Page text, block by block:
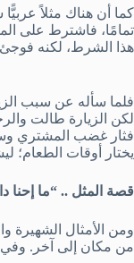
كما أن هناك مثلاً
تمامًا، فاشترط على
هذا الشرط، لكنه فوجئ
فلما سأله عن سبب
لكن الزيارة طالت
فثار غضب المشتري
يختار أوقات الطعام؛
قصة المثل .. “ما إحنا
ومن الأمثال الشهيرة
من مكان إلى آخر. وفي